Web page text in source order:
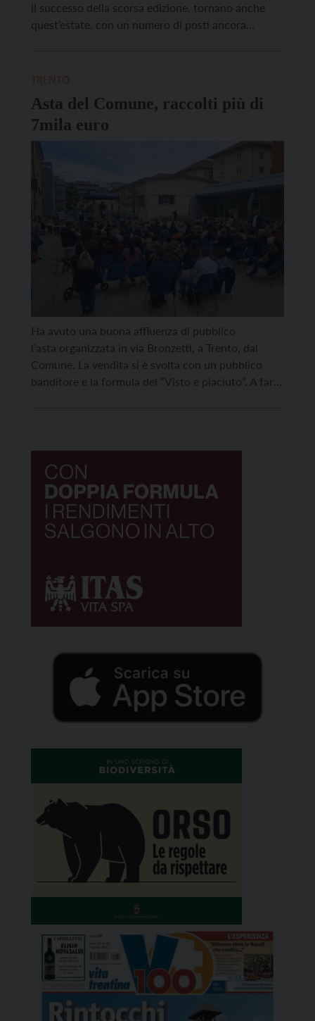
il successo della scorsa edizione, tornano anche
quest’estate, con un numero di posti ancora
Asta del Comune, raccolti più di
7mila euro
Ha avuto una buona affluenza di pubblico
l’asta organizzata in via Bronzetti, a Trento, dal
Comune. La vendita si è svolta con un pubblico
banditore e la formula del “Visto e piaciuto”. A farla
legge. Vendute praticamente […]